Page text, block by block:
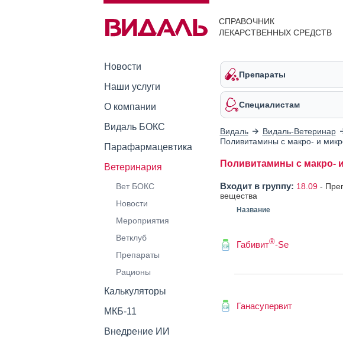
СПРАВОЧНИК
ЛЕКАРСТВЕННЫХ СРЕДСТВ
Новости
Наши услуги
О компании
Видаль БОКС
Парафармацевтика
Ветеринария
Вет БОКС
Новости
Мероприятия
Ветклуб
Препараты
Рационы
Калькуляторы
МКБ-11
Внедрение ИИ
Препараты
Специалистам
Видаль Видаль-Ветеринар
Поливитамины с макро- и
Поливитамины с макро-
Входит в группу: 18.09-
вещества
Название
Габивит®-Se
Ганасупервит